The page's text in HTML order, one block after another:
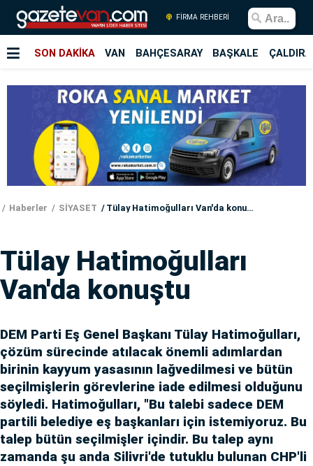
FİRMA REHBERİ
SON DAKİKA VAN BAHÇESARAY BAŞKALE
Haberler SİYASET Tülay Hatimoğulları Van'da konuştu
Tülay Hatimoğulları
Van'da konuştu
DEM Parti Eş Genel Başkanı Tülay Hatimoğulları,
çözüm sürecinde atılacak önemli adımlardan
birinin kayyum yasasının lağvedilmesi ve bütün
seçilmişlerin görevlerine iade edilmesi olduğunu
söyledi. Hatimoğulları, "Bu talebi sadece DEM
partili belediye eş başkanları için istemiyoruz. Bu
talep bütün seçilmişler içindir. Bu talep aynı
zamanda şu anda Silivri'de tutuklu bulunan CHP'li